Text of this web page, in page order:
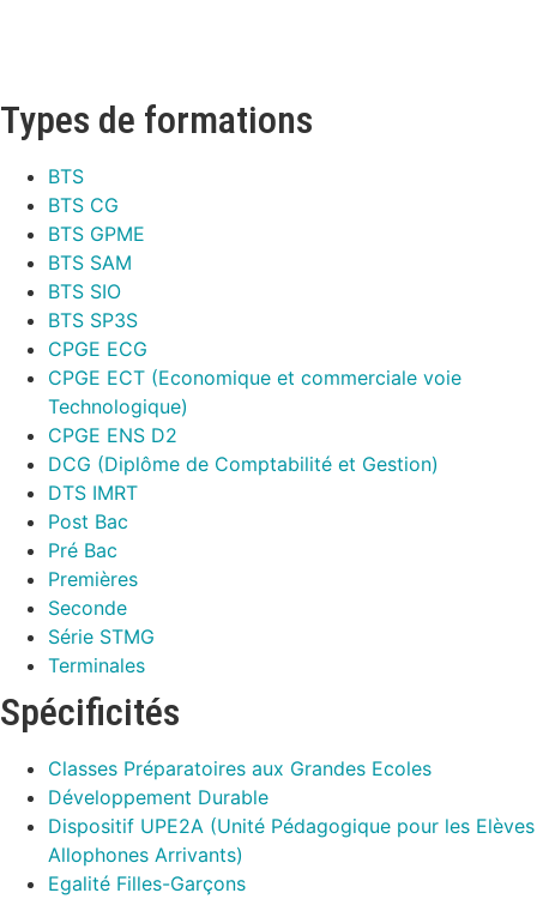
Types de formations
BTS
BTS CG
BTS GPME
BTS SAM
BTS SIO
BTS SP3S
CPGE ECG
CPGE ECT (Economique et commerciale voie
Technologique)
CPGE ENS D2
DCG (Diplôme de Comptabilité et Gestion)
DTS IMRT
Post Bac
Pré Bac
Premières
Seconde
Série STMG
Terminales
Spécificités
Classes Préparatoires aux Grandes Ecoles
Développement Durable
Dispositif UPE2A (Unité Pédagogique pour les Elèves
Allophones Arrivants)
Egalité Filles-Garçons